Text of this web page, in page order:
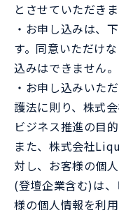
とさせていただきま
・お申し込みは、
す。同意いただけ
込みはできません
・お申し込みいた
護法に則り、株式
ビジネス推進の目
また、株式会社
対し、お客様の個
(登壇企業含む)は
様の個人情報を利